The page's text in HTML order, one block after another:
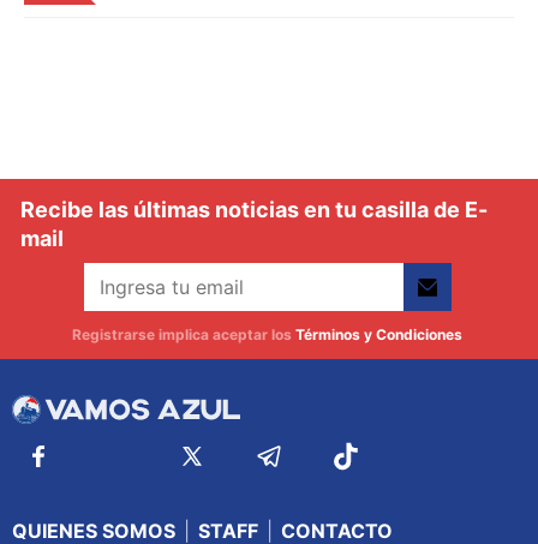
Recibe las últimas noticias en tu casilla de E-
mail
Registrarse implica aceptar los Términos y Condiciones
QUIENES SOMOS STAFF
CONTACTO